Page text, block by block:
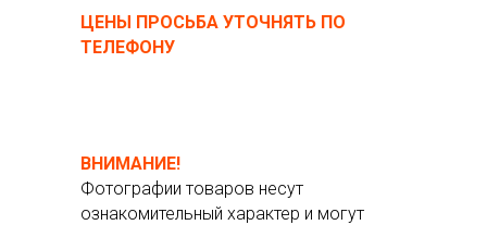
ЦЕНЫ ПРОСЬБА УТОЧНЯТЬ ПО
ТЕЛЕФОНУ
ВНИМАНИЕ!
Фотографии товаров несут
ознакомительный характер и могут